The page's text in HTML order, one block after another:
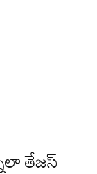
తేజస్